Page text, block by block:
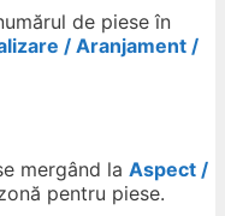
de piese în
/ Aranjament /
mergând la Aspect /
pentru piese.